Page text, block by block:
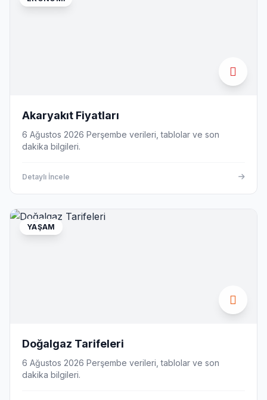
Akaryakıt Fiyatları
6 Ağustos 2026 Perşembe verileri, tablolar ve son
dakika bilgileri.
Detaylı İncele
YAŞAM
Doğalgaz Tarifeleri
6 Ağustos 2026 Perşembe verileri, tablolar ve son
dakika bilgileri.